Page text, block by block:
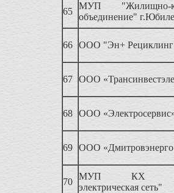
65
МУП "Жилищно-
объединение"
66 ООО "Эн+
67 ООО
68 ООО
69 ООО
70
МУП КХ
электрическая сеть"